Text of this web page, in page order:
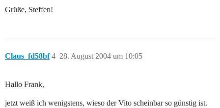
Grüße, Steffen!
Claus_fd58bf 28. August 2004 um 10:05
4
Hallo Frank,
jetzt weiß ich wenigstens, wieso der Vito scheinbar so günstig ist.